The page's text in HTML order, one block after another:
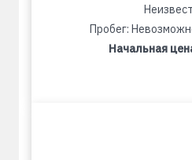
Пробег:
Начальная